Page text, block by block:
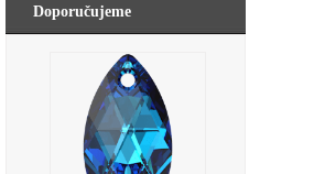
Doporučujeme